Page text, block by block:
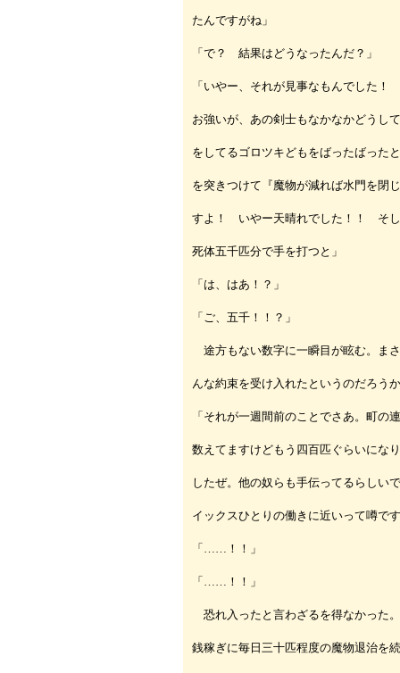
たんですがね」
「で？ 結果はどうなったんだ？」
「いやー、それが見事なもんでした
お強いが、あの剣士もなかなかどうし
をしてるゴロツキどもをばったばった
を突きつけて『魔物が減れば水門を閉
すよ！ いやー天晴れでした！！ そし
死体五千匹分で手を打つと」
「は、はあ！？」
「ご、五千！！？」
途方もない数字に一瞬目が眩む。ま
んな約束を受け入れたというのだろう
「それが一週間前のことでさあ。町の
数えてますけどもう四百匹ぐらいにな
したぜ。他の奴らも手伝ってるらしい
イックスひとりの働きに近いって噂で
「……！！」
「……！！」
恐れ入ったと言わざるを得なかった
銭稼ぎに毎日三十匹程度の魔物退治を